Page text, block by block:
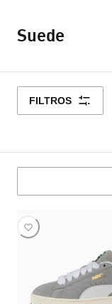
Suede
FILTROS